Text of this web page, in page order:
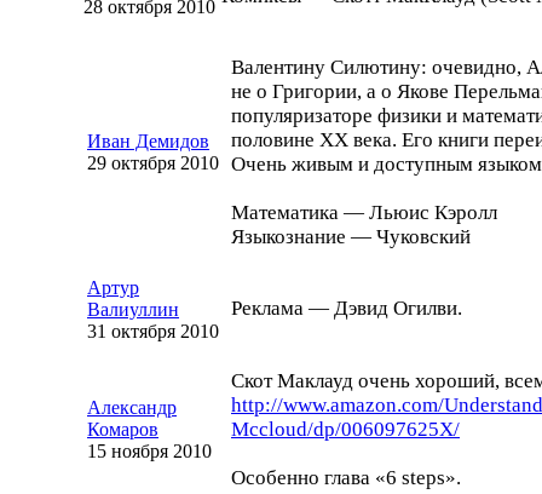
28 октября 2010
Иван Демидов
29 октября 2010
Валентину Силютину: очевидно,
не о Григории, а о Якове
популяризаторе физики и
половине XX века. Его книги
Очень живым и доступным языком
Математика — Льюис Кэролл
Языкознание — Чуковский
Артур
Валиуллин
31 октября 2010
Реклама — Дэвид Огилви.
Александр
Комаров
15 ноября 2010
Скот Маклауд очень хороший,
http://www.amazon.com/
Mccloud/dp/006097625X/
Особенно глава «6 steps».